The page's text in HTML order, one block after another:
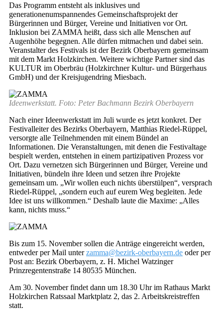
Das Programm entsteht als inklusives und
generationenumspannendes Gemeinschaftsprojekt der
Bürgerinnen und Bürger, Vereine und Initiativen vor Ort.
Inklusion bei ZAMMA heißt, dass sich alle Menschen auf
Augenhöhe begegnen. Alle dürfen mitmachen und dabei sein.
Veranstalter des Festivals ist der Bezirk Oberbayern gemeinsam
mit dem Markt Holzkirchen. Weitere wichtige Partner sind das
KULTUR im Oberbräu (Holzkirchner Kultur- und Bürgerhaus
GmbH) und der Kreisjugendring Miesbach.
Ideenwerkstatt. Foto: Peter Bachmann Bezirk Oberbayern
Nach einer Ideenwerkstatt im Juli wurde es jetzt konkret. Der
Festivalleiter des Bezirks Oberbayern, Matthias Riedel-Rüppel,
versorgte alle Teilnehmenden mit einem Bündel an
Informationen. Die Veranstaltungen, mit denen die Festivaltage
bespielt werden, entstehen in einem partizipativen Prozess vor
Ort. Dazu vernetzen sich Bürgerinnen und Bürger, Vereine und
Initiativen, bündeln ihre Ideen und setzen ihre Projekte
gemeinsam um. „Wir wollen euch nichts überstülpen“, versprach
Riedel-Rüppel, „sondern euch auf eurem Weg begleiten. Jede
Idee ist uns willkommen.“ Deshalb laute die Maxime: „Alles
kann, nichts muss.“
Bis zum 15. November sollen die Anträge eingereicht werden,
entweder per Mail unterzamma@bezirk-oberbayern.de oder per
Post an: Bezirk Oberbayern, z. H. Michel Watzinger
Prinzregentenstraße 14 80535 München.
Am 30. November findet dann um 18.30 Uhr im Rathaus Markt
Holzkirchen Ratssaal Marktplatz 2, das 2. Arbeitskreistreffen
statt.